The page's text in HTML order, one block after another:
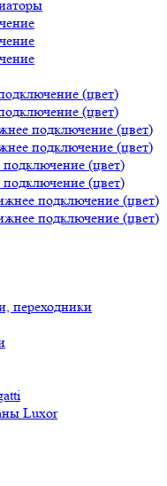
(цвет)
(цвет)
подключение (цвет)
подключение (цвет)
подключение (цвет)
подключение (цвет)
подключение (цвет)
подключение (цвет)
переходники
Luxor